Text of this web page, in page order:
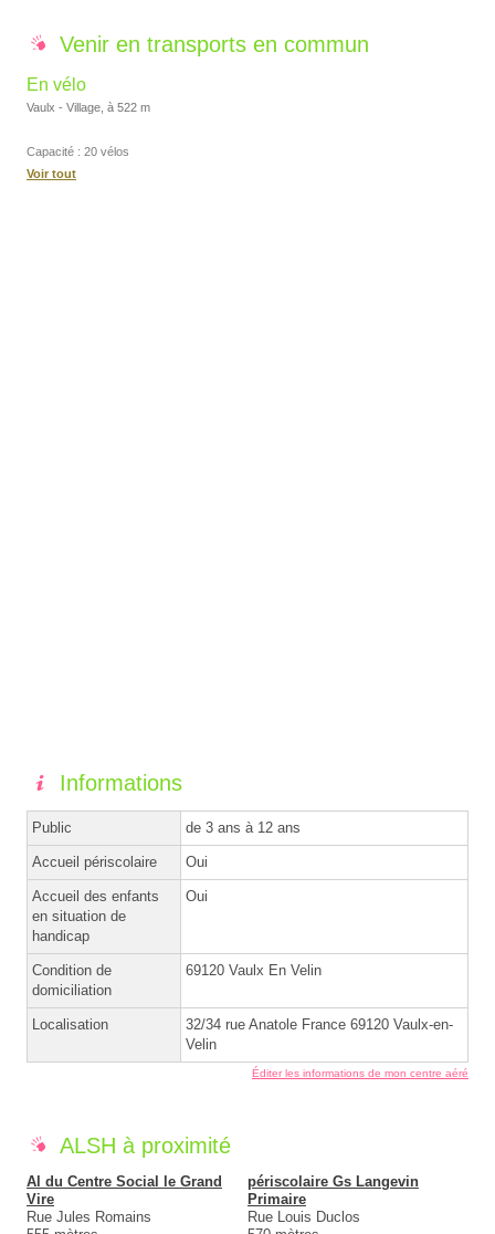
Venir en transports en commun
En vélo
Vaulx - Village, à 522 m
Capacité : 20 vélos
Voir tout
Informations
Public de 3 ans à 12 ans
Accueil périscolaire Oui
Accueil des enfants
en situation de
handicap
Oui
Condition de
domiciliation
69120 Vaulx En Velin
Localisation
32/34 rue Anatole France 69120 Vaulx-en-
Velin
Éditer les informations de mon centre aéré
ALSH à proximité
Al du Centre Social le Grand
Vire
Rue Jules Romains
périscolaire Gs Langevin
Primaire
Rue Louis Duclos